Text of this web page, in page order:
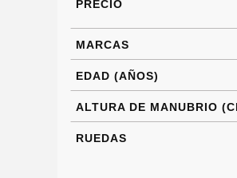
PRECIO
MARCAS
EDAD (AÑOS)
ALTURA DE MANUBRIO
RUEDAS